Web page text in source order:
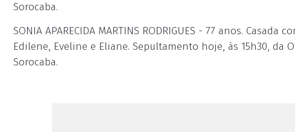
Sorocaba.
SONIA APARECIDA MARTINS RODRIGUES - 77 anos.
Edilene, Eveline e Eliane. Sepultamento hoje, às 15h30, da
Sorocaba.